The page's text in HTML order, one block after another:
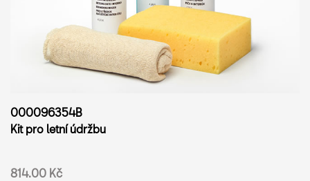
000096354B
Kit pro letní údržbu
814.00 Kč